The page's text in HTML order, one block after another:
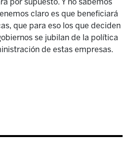
claro es que beneficiará
que para eso los que deciden
se jubilan de la política
de estas empresas.